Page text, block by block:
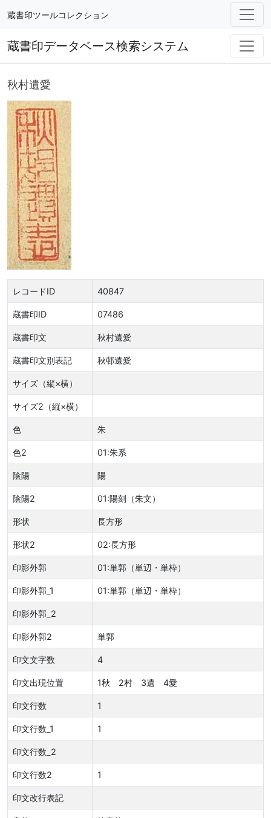
蔵書印ツールコレクション
蔵書印データベース検索システム
秋村遺愛
レコードID 40847
蔵書印ID 07486
蔵書印文 秋村遺愛
蔵書印文別表記 秋邨遺愛
サイズ（縦×横）
サイズ2（縦×横）
色 朱
色2 01:朱系
陰陽 陽
陰陽2 01:陽刻（朱文）
形状 長方形
形状2 02:長方形
印影外郭 01:単郭（単辺・単枠）
印影外郭_1 01:単郭（単辺・単枠）
印影外郭_2
印影外郭2 単郭
印文文字数 4
印文出現位置 1秋 2村 3遺 4愛
印文行数 1
印文行数_1 1
印文行数_2
印文行数2 1
印文改行表記